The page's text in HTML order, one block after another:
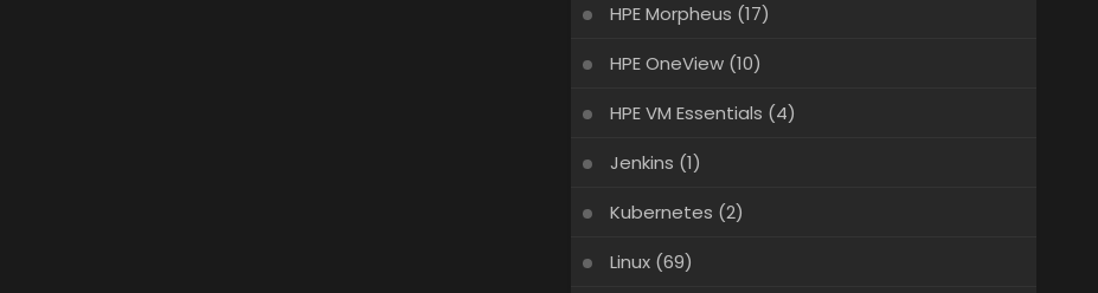
HPE Morpheus (17)
HPE OneView(10)
HPE VM Essentials (4)
Jenkins (1)
Kubernetes (2)
Linux(69)